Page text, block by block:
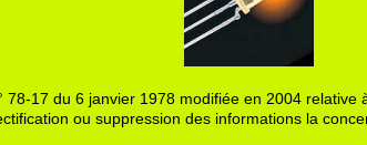
17 du 6 janvier 1978 modifiée en 2004
ou suppression des informations la